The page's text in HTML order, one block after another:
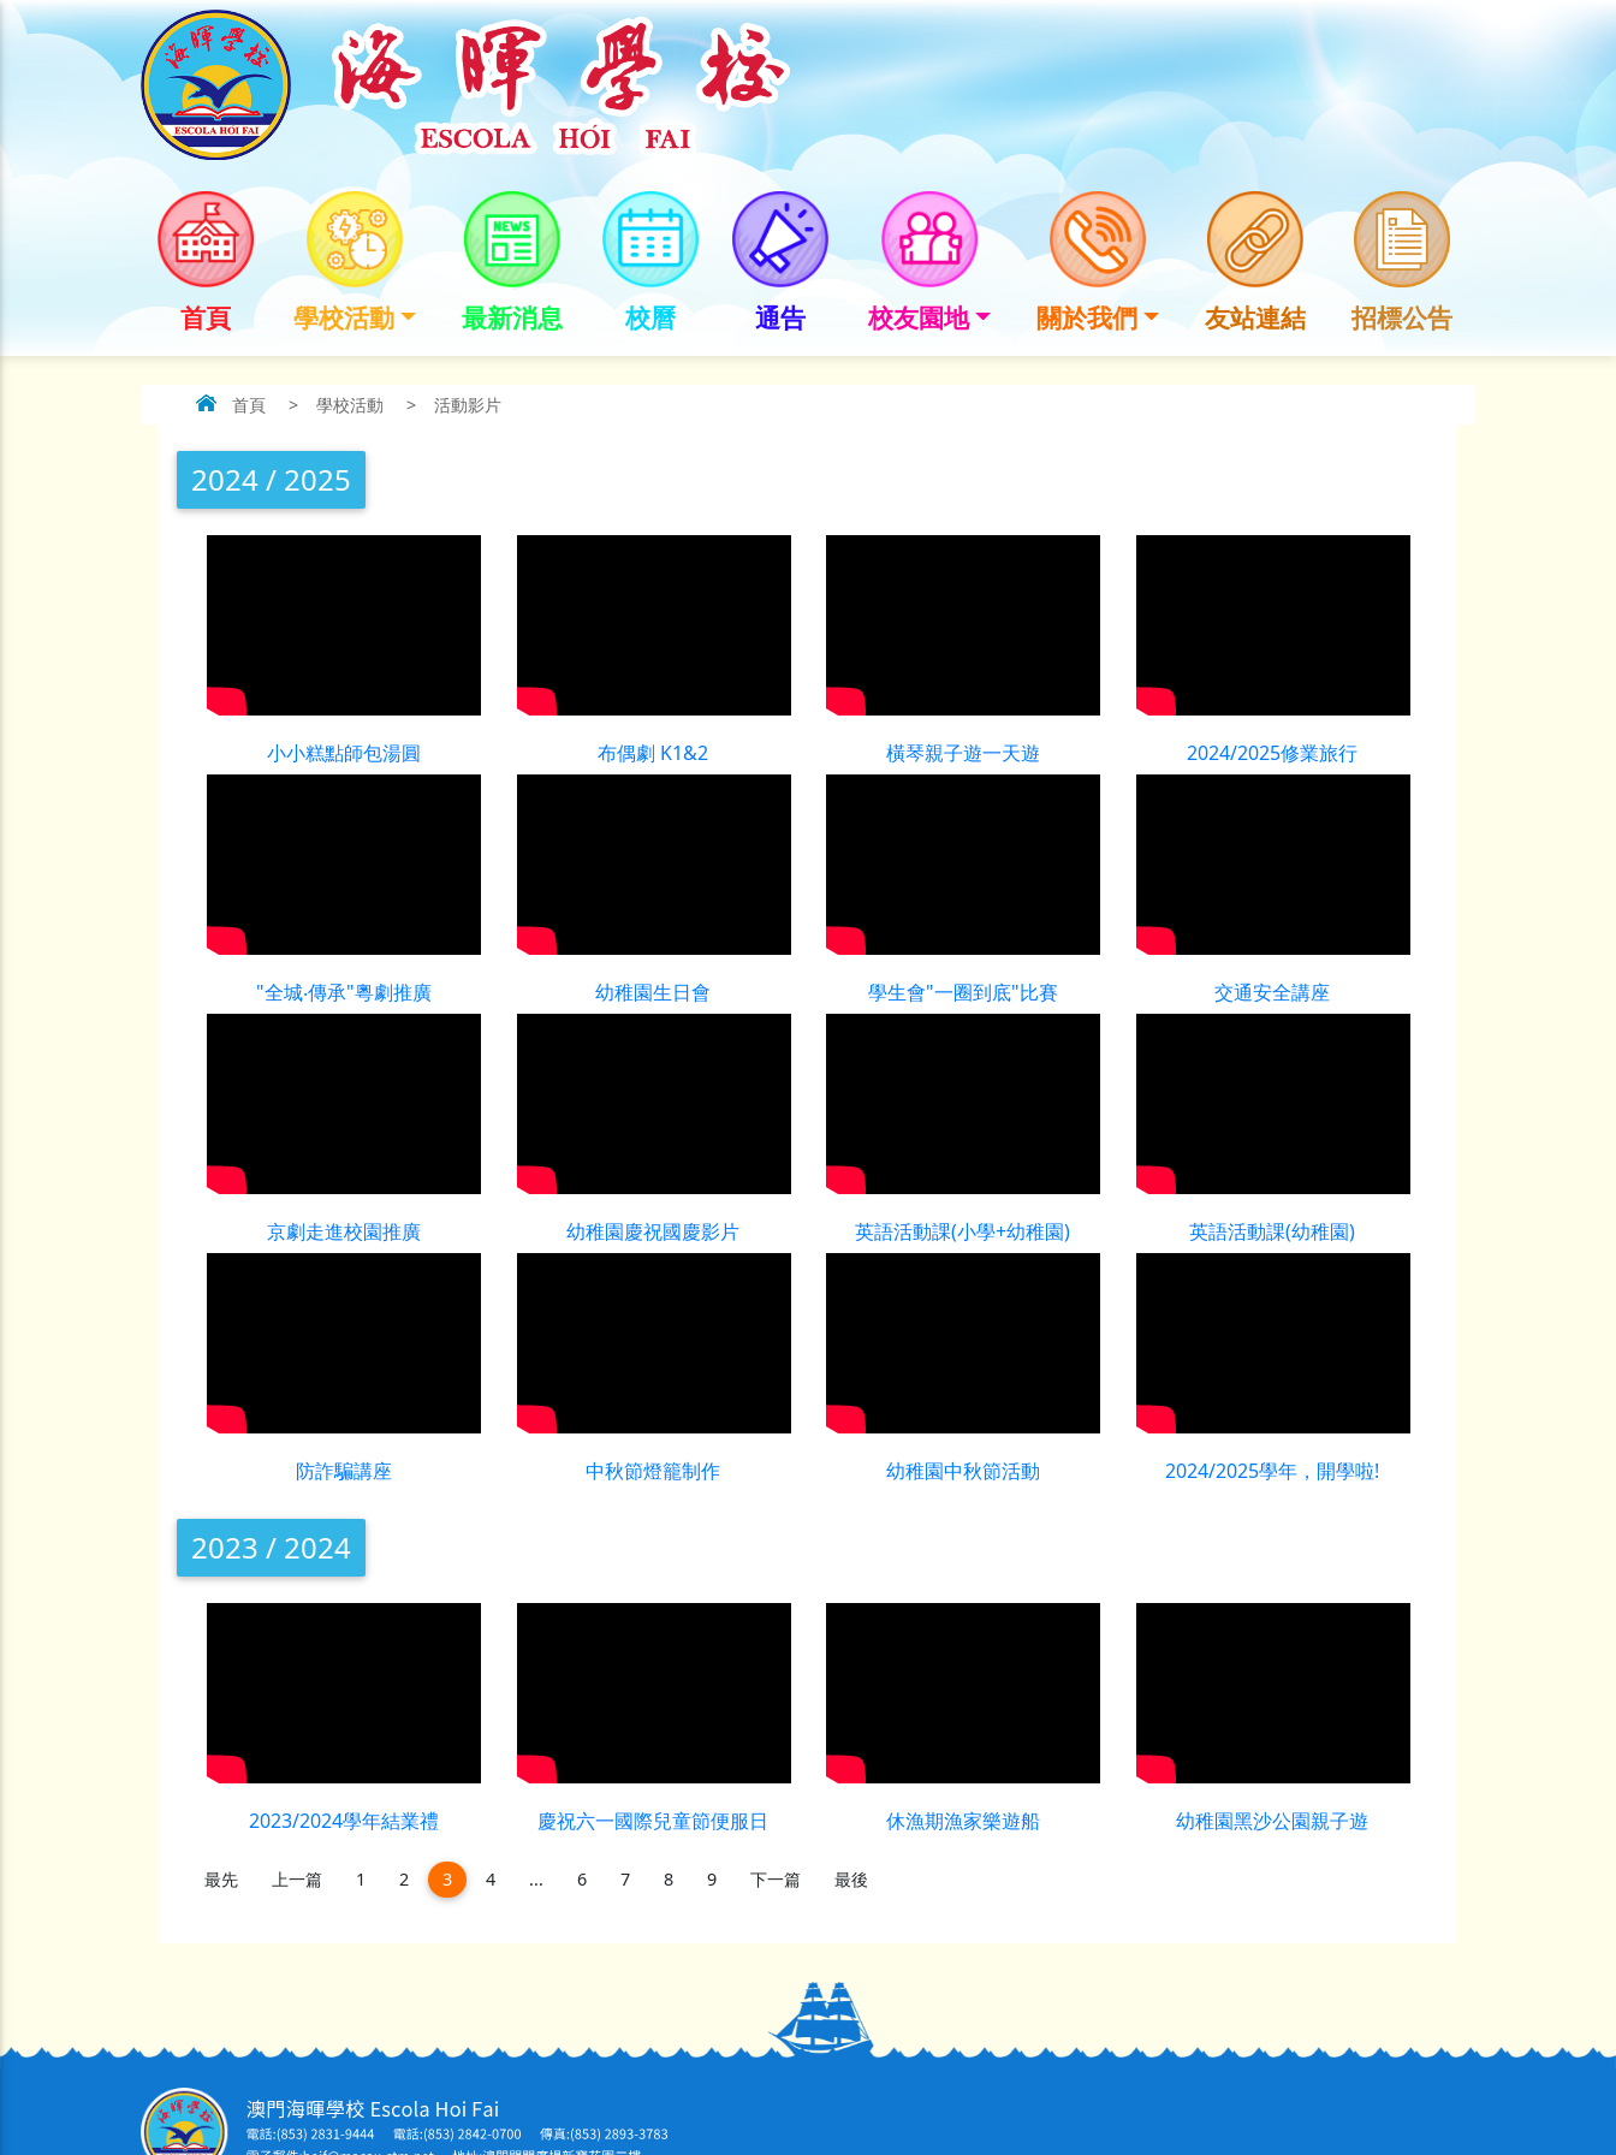
首頁 學校活動 最新消息 校曆 通告 校友園地 關於我們 友站連結 招標公告
首頁 > 學校活動 > 活動影片
2024 / 2025
小小糕點師包湯圓 布偶劇 K1&2 橫琴親子遊一天遊 2024/2025修業旅行
"全城‧傳承"粵劇推廣 幼稚園生日會 學生會"一圈到底"比賽 交通安全講座
京劇走進校園推廣 幼稚園慶祝國慶影片 英語活動課(小學+幼稚園) 英語活動課(幼稚園)
防詐騙講座 中秋節燈籠制作 幼稚園中秋節活動 2024/2025學年，開學啦!
2023 / 2024
2023/2024學年結業禮 慶祝六一國際兒童節便服日 休漁期漁家樂遊船 幼稚園黑沙公園親子遊
最先 上一篇 1 2 3(current)
4 ... 6 7 8 9 下一篇 最後